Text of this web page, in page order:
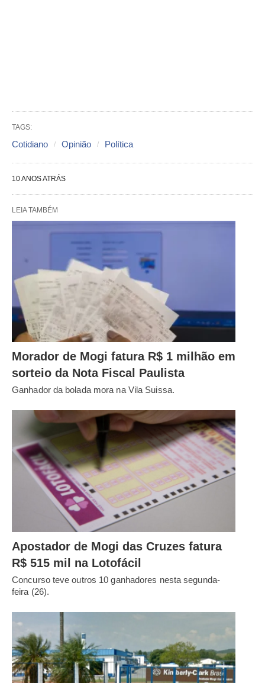
TAGS:
Cotidiano Opinião Política
10 ANOS ATRÁS
LEIA TAMBÉM
Morador de Mogi fatura R$ 1 milhão em
sorteio da Nota Fiscal Paulista
Ganhador da bolada mora na Vila Suissa.
Apostador de Mogi das Cruzes fatura
R$ 515 mil na Lotofácil
Concurso teve outros 10 ganhadores nesta segunda-
feira (26).